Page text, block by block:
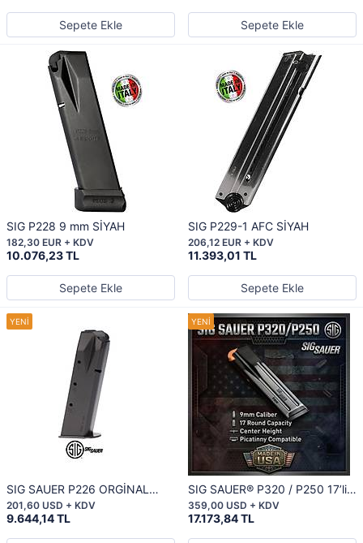
Sepete Ekle Sepete Ekle
SIG P228 9 mm SİYAH
10.076,23 TL
182,30 EUR + KDV
Sepete Ekle
SIG P229-1 AFC SİYAH
11.393,01 TL
206,12 EUR + KDV
Sepete Ekle
SIG SAUER P226 ORGİNAL
MAGAZİNE
9.644,14 TL
201,60 USD + KDV
SIG SAUER® P320 / P250 17’li
Şarjör (9mm) – Orijinal &
Dayanıklı
17.173,84 TL
359,00 USD + KDV